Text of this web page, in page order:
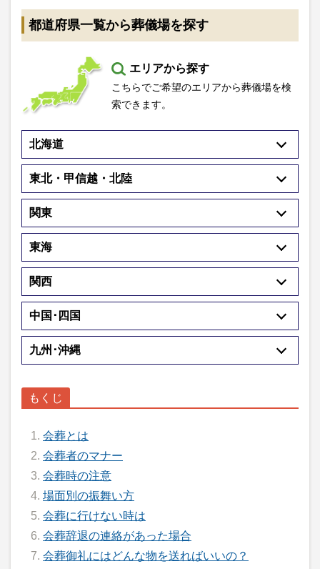
都道府県一覧から葬儀場を探す
エリアから探す
こちらでご希望のエリアから葬儀場を検
索できます。
北海道
東北・甲信越・北陸
関東
東海
関西
中国･四国
九州･沖縄
会葬とは
会葬者のマナー
会葬時の注意
場面別の振舞い方
会葬に行けない時は
会葬辞退の連絡があった場合
会葬御礼にはどんな物を送ればいいの？